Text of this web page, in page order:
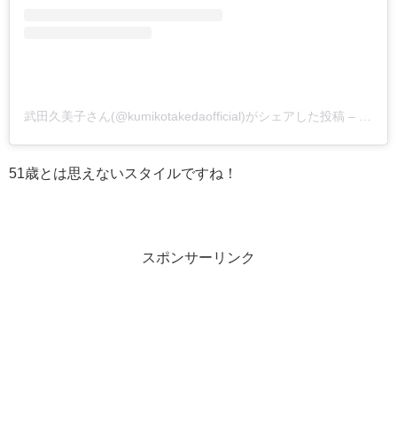
武田久美子さん(@kumikotakedaofficial)がシェアした投稿 –
51歳とは思えないスタイルですね！
スポンサーリンク